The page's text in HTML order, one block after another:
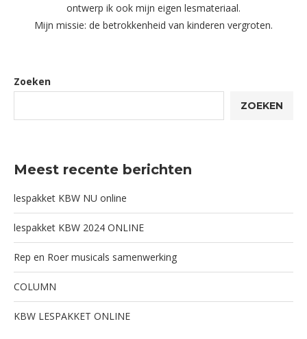
ontwerp ik ook mijn eigen lesmateriaal.
Mijn missie: de betrokkenheid van kinderen vergroten.
Zoeken
ZOEKEN
Meest recente berichten
lespakket KBW NU online
lespakket KBW 2024 ONLINE
Rep en Roer musicals samenwerking
COLUMN
KBW LESPAKKET ONLINE